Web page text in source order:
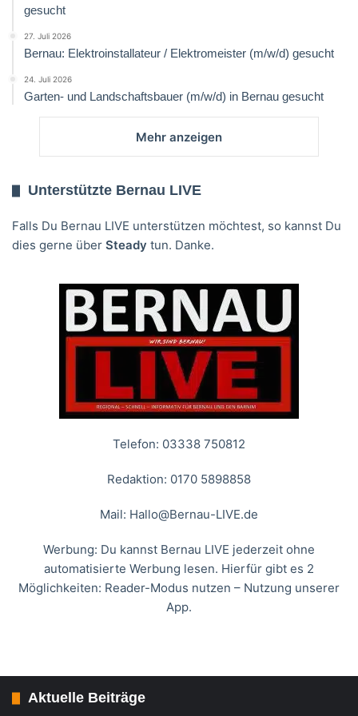
gesucht
27. Juli 2026
Bernau: Elektroinstallateur / Elektromeister (m/w/d) gesucht
24. Juli 2026
Garten- und Landschaftsbauer (m/w/d) in Bernau gesucht
Mehr anzeigen
Unterstützte Bernau LIVE
Falls Du Bernau LIVE unterstützen möchtest, so kannst Du
dies gerne über Steady tun. Danke.
Telefon: 03338 750812
Redaktion: 0170 5898858
Mail: Hallo@Bernau-LIVE.de
Werbung: Du kannst Bernau LIVE jederzeit ohne
automatisierte Werbung lesen. Hierfür gibt es 2
Möglichkeiten: Reader-Modus nutzen – Nutzung unserer
App.
Aktuelle Beiträge